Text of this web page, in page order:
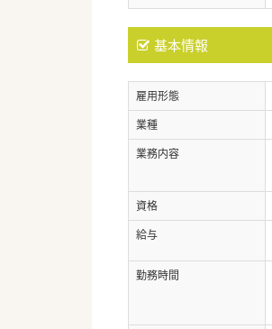
基本情報
雇用形態
業種
業務内容
資格
給与
勤務時間